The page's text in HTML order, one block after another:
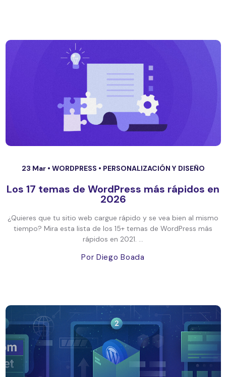
23 Mar • WORDPRESS • PERSONALIZACIÓN Y DISEÑO
Los 17 temas de WordPress más rápidos en
2026
¿Quieres que tu sitio web cargue rápido y se vea bien al mismo
tiempo? Mira esta lista de los 15+ temas de WordPress más
rápidos en 2021. ...
Por Diego Boada